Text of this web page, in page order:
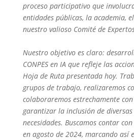
proceso participativo que
entidades públicas, la academia,
nuestro valioso Comité de
Nuestro objetivo es claro:
CONPES en IA que refleje las
Hoja de Ruta presentada hoy.
grupos de trabajo, realizaremos
colaboraremos estrechamente
garantizar la inclusión de diversas
necesidades. Buscamos contar
en agosto de 2024, marcando así